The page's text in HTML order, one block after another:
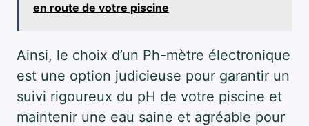
en route de votre piscine
Ainsi, le choix d’un Ph-mètre électronique
est une option judicieuse pour garantir un
suivi rigoureux du pH de votre piscine et
maintenir une eau saine et agréable pour